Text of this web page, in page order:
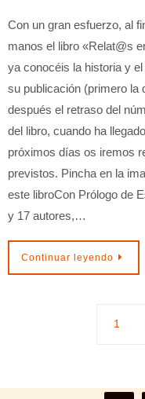
Con un gran esfuerzo, al
manos el libro «Relat@s
ya conocéis la historia y
su publicación (primero la
después el retraso del
del libro, cuando ha
próximos días os iremos
previstos. Pincha en la
este libroCon Prólogo de
y 17 autores,…
Continuar leyendo
1